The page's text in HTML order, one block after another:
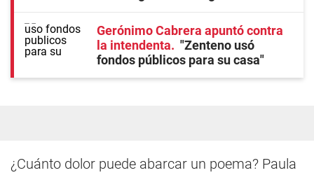
Gerónimo Cabrera apuntó contra
la intendenta
"Zenteno usó
fondos públicos para su casa"
¿Cuánto dolor puede abarcar un poema? Paula